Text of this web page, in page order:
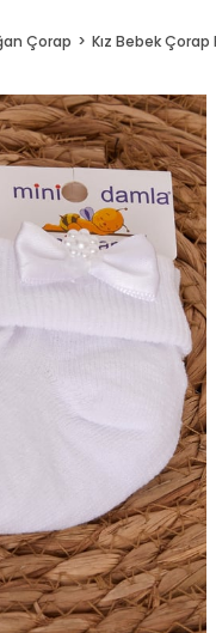
Çorap Kız Bebek